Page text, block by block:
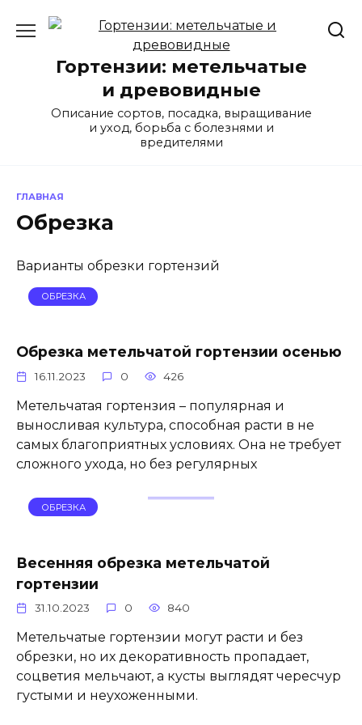
Гортензии: метельчатые
и древовидные
Описание сортов, посадка, выращивание
и уход, борьба с болезнями и
вредителями
ГЛАВНАЯ
Обрезка
Варианты обрезки гортензий
ОБРЕЗКА
Обрезка метельчатой гортензии осенью
16.11.2023 0 426
Метельчатая гортензия – популярная и
выносливая культура, способная расти в не
самых благоприятных условиях. Она не требует
сложного ухода, но без регулярных
ОБРЕЗКА
Весенняя обрезка метельчатой
гортензии
31.10.2023 0 840
Метельчатые гортензии могут расти и без
обрезки, но их декоративность пропадает,
соцветия мельчают, а кусты выглядят чересчур
густыми и неухоженными.